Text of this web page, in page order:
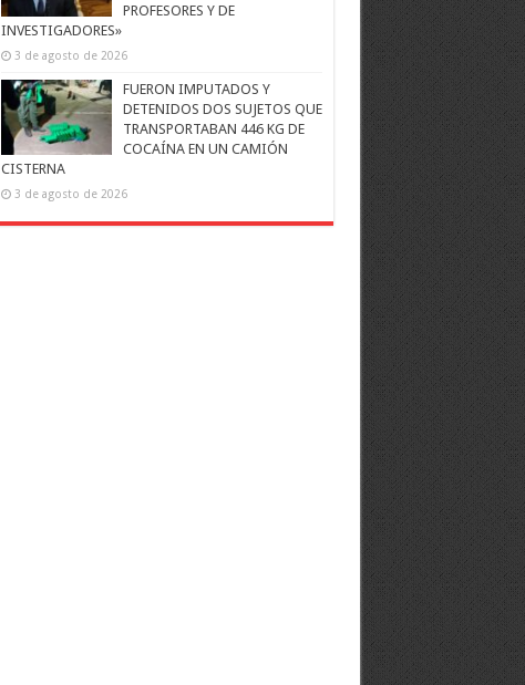
PROFESORES Y DE
INVESTIGADORES»
3 de agosto de 2026
FUERON IMPUTADOS Y
DETENIDOS DOS SUJETOS QUE
TRANSPORTABAN 446 KG DE
COCAÍNA EN UN CAMIÓN
CISTERNA
3 de agosto de 2026